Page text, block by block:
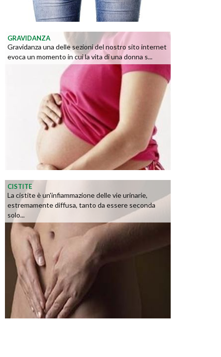
GRAVIDANZA
Gravidanza una delle sezioni del nostro sito internet
evoca un momento in cui la vita di una donna s...
CISTITE
La cistite è un'infiammazione delle vie urinarie,
estremamente diffusa, tanto da essere seconda
solo...